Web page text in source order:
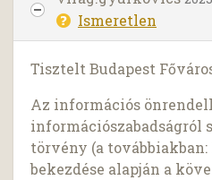
Ismeretlen
Tisztelt Budapest
Az információs
információszabadságról
törvény (a továbbiakban:
bekezdése alapján a